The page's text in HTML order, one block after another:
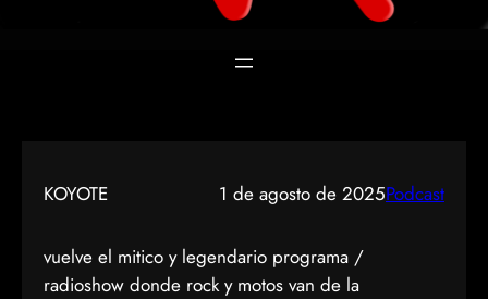
KOYOTE 1 de agosto de 2025Podcast
vuelve el mitico y legendario programa /
radioshow donde rock y motos van de la